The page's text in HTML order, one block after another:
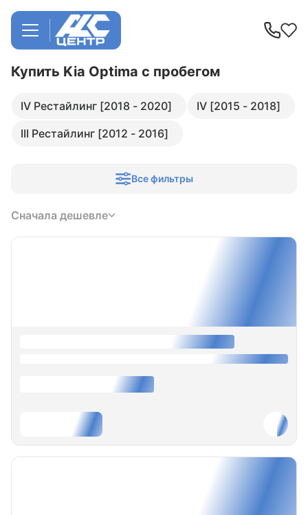
Купить Kia Optima с пробегом
IV Рестайлинг [2018 - 2020]
IV [2015 - 2018]
III Рестайлинг [2012 - 2016]
Все фильтры
Сначала дешевле